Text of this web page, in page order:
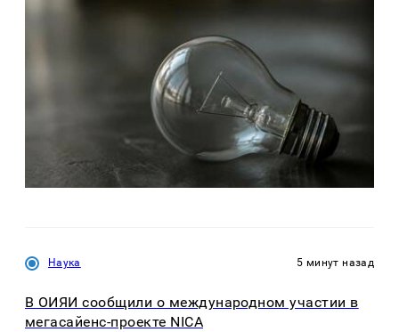
Наука 5 минут назад
В ОИЯИ сообщили о международном участии в
мегасайенс-проекте NICA